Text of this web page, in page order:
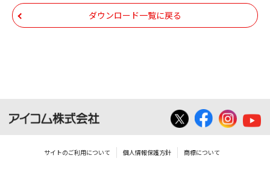
いは無償を問わず、第三者に譲渡あるいは
使用させる事ができません。
ダウンロードした取扱説明書等に使用され
の転用は一切出来ません。
ダウンロード一覧に戻る
サイトのご利用について 個人情報保護方針 商標について